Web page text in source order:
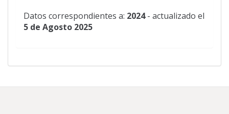
Datos correspondientes a: 2024- actualizado el
5 de Agosto 2025